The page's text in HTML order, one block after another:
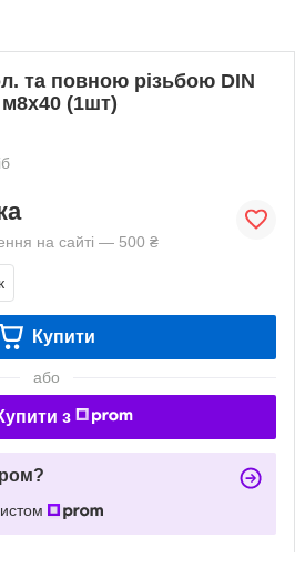
та повною різьбою DIN
(1шт)
на сайті — 500 ₴
Купити
або
з